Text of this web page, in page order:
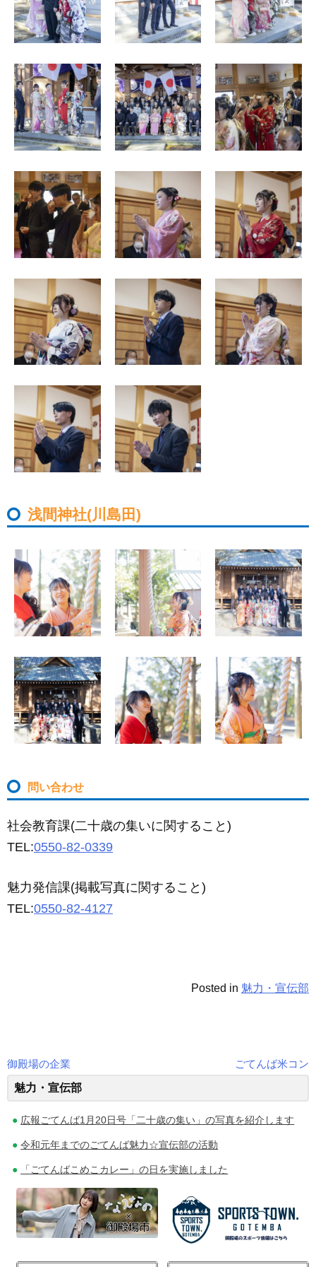
浅間神社(川島田)
問い合わせ
社会教育課(二十歳の集いに関すること)
TEL:0550-82-0339
魅力発信課(掲載写真に関すること)
TEL:0550-82-4127
Posted in 魅力・宣伝部
投
稿
ゲ
ー
シ
御殿場の企業
ごてんば米コン
魅力・宣伝部
広報ごてんば1月20日号「二十歳の集い」の写真を紹介します
令和元年までのごてんば魅力☆宣伝部の活動
「ごてんばこめこカレー」の日を実施しました